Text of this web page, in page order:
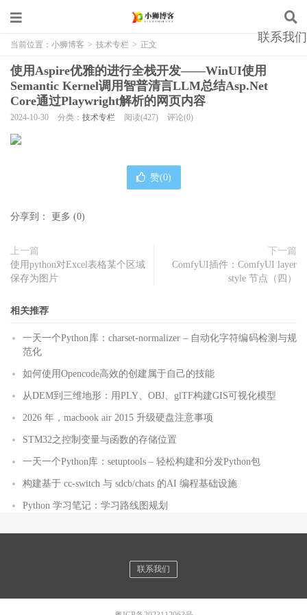
联系我们
当前位置： 小狮博客 > 技术专栏 > 正文
使用Aspire优雅的进行全栈开发——WinUI使用
Semantic Kernel调用智普清言LLM总结Asp.Net
Core通过Playwright解析的网页内容
2024-10-30 分类： 技术专栏 阅读(427) 评论(0)
赞(0)
分享到： 更多 (0)
上一篇
使用python对Excel表格某个区域
保存为图片
下一篇
ComfyUI插件：ComfyUI layer
style 节点（四）
相关推荐
一天一个Python库：charset-normalizer – 自动化字符编码检测与规
范化
如何使用Opencode高效的创建属于自己的技能
从DEM到三维地形：用PLY、OBJ、glTF构建GIS可视化模型
2026 年，macbook air 2015 升级硬盘注意事项
STM32之控制变量与函数的存储位置
一天一个Python库：setuptools – 轻松构建和分发Python包
构建基于 cc-switch 与 sdcb/chats 的AI 编程基础设施
Python 学习笔记：学习路线图规划
联系我们